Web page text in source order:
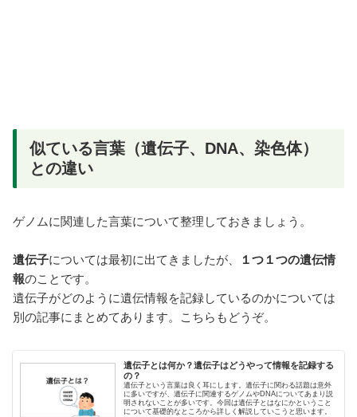
似ている言葉（遺伝子、DNA、染色体）
との違い
ゲノムに関連した言葉について整理しておきましょう。
遺伝子については最初に出てきましたが、
１つ１つの遺伝情
報のことです。
遺伝子がどのように遺伝情報を記録しているのかについては
別の記事にまとめてあります。こちらもどうぞ。
遺伝子とは何か？遺伝子はどうやって情報を記録する
の？
遺伝子という言葉は良く耳にします。遺伝子に関わる話題は意外
に多いですが、遺伝子に関連するゲノムやDNAについてあまり説
明されないことが多いです。今回は遺伝子とはなにかということ
について基礎的なところから詳しく解説していこうと思います。